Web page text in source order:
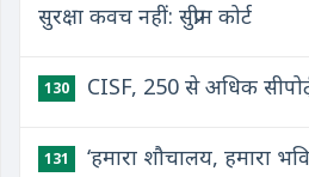
सुरक्षा कवच नहीं: सुप्रीम कोर्ट
130 CISF, 250 से अधिक
131 ‘हमारा शौचालय, हमारा